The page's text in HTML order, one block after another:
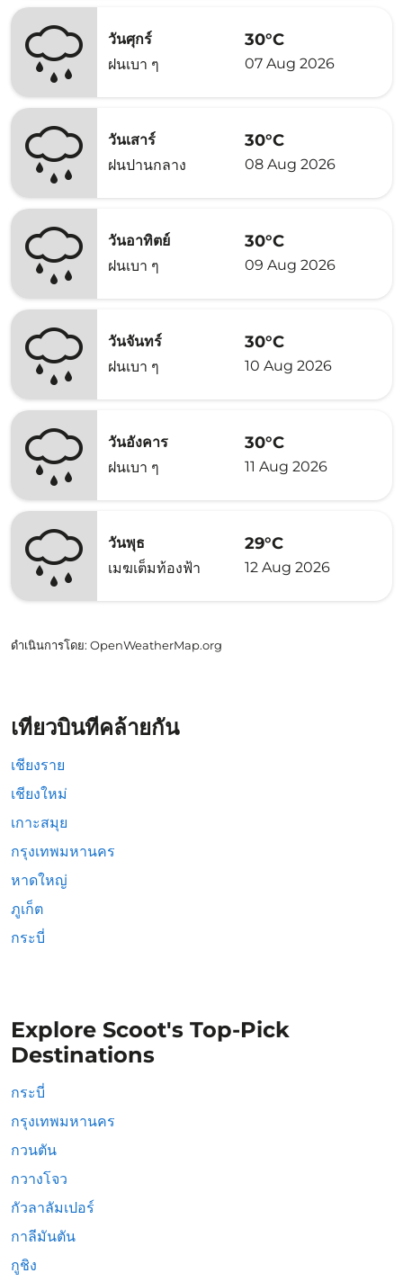
วันศุกร์
ฝนเบา ๆ
30°C
07 Aug 2026
วันเสาร์
ฝนปานกลาง
30°C
08 Aug 2026
วันอาทิตย์
ฝนเบา ๆ
30°C
09 Aug 2026
วันจันทร์
ฝนเบา ๆ
30°C
10 Aug 2026
วันอังคาร
ฝนเบา ๆ
30°C
11 Aug 2026
วันพุธ
เมฆเต็มท้องฟ้า
29°C
12 Aug 2026
ดำเนินการโดย: OpenWeatherMap.org
เที่ยวบินที่คล้ายกัน
เชียงราย
เชียงใหม่
เกาะสมุย
กรุงเทพมหานคร
หาดใหญ่
ภูเก็ต
กระบี่
Explore Scoot's Top-Pick
Destinations
กระบี่
กรุงเทพมหานคร
กวนตัน
กวางโจว
กัวลาลัมเปอร์
กาลีมันตัน
กูชิง